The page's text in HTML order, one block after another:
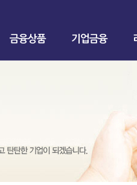
금융상품 기업금융